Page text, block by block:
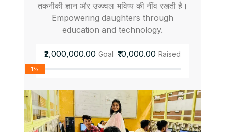
तकनीकी ज्ञान और उज्ज्वल भविष्य की नींव रखती है।
Empowering daughters through
education and technology.
₹2,000,000.00 Goal ₹10,000.00 Raised
1%